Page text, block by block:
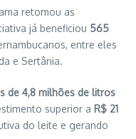
retomou as
já beneficiou 565
entre eles
e Sertânia.
de 4,8 milhões de litros
superior a R$ 21
do leite e gerando